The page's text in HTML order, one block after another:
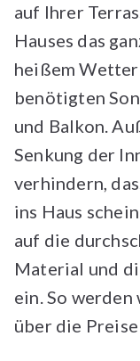
auf Ihrer
Hauses das
heißem Wetter
benötigten
und Balkon.
Senkung der
verhindern,
ins Haus
auf die
Material und
ein. So
über die